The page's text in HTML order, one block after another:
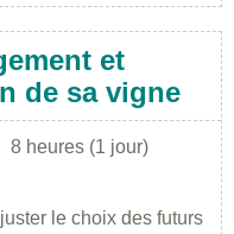
et
de sa vigne
8 heures (1 jour)
le choix des futurs